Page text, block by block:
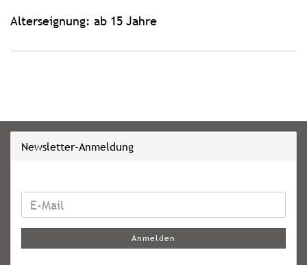
Alterseignung: ab 15 Jahre
Newsletter-Anmeldung
WEITER
ZUR
ANMELDUNG
E-
Anmelden